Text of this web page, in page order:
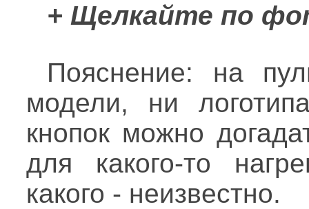
+ Щелкайте по
Пояснение: на
модели, ни
кнопок можно
для какого-то
какого - неизвестно.